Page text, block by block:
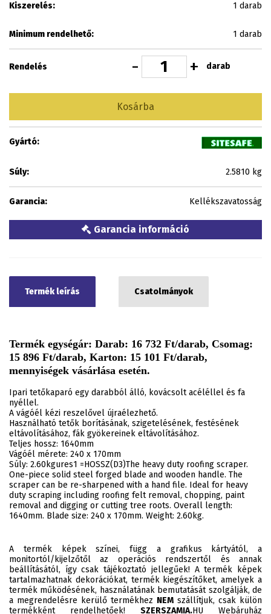
Kiszerelés: 1 darab
Minimum rendelhető: 1 darab
Rendelés - + darab
Kosárba
Gyártó:
Súly: 2.5810 kg
Garancia: Kellékszavatosság
Garancia információ
Termék leírás Csatolmányok
Termék egységár: Darab: 16 732 Ft/darab, Csomag:
15 896 Ft/darab, Karton: 15 101 Ft/darab,
mennyiségek vásárlása esetén.
Ipari tetőkaparó egy darabból álló, kovácsolt acéléllel és fa
nyéllel.
A vágóél kézi reszelővel újraélezhető.
Használható tetők borításának, szigetelésének, festésének
eltávolításához, fák gyökereinek eltávolításához.
Teljes hossz: 1640mm
Vágóél mérete: 240 x 170mm
Súly: 2.60kgures1 =HOSSZ(D3)The heavy duty roofing scraper.
One-piece solid steel forged blade and wooden handle. The
scraper can be re-sharpened with a hand file. Ideal for heavy
duty scraping including roofing felt removal, chopping, paint
removal and digging or cutting tree roots. Overall length:
1640mm. Blade size: 240 x 170mm. Weight: 2.60kg.
A termék képek színei, függ a grafikus kártyától, a
monitortól/kijelzőtől az operációs rendszertől és annak
beállításától, így csak tájékoztató jellegűek! A termék képek
tartalmazhatnak dekorációkat, termék kiegészítőket, amelyek a
termék működésének, használatának bemutatását szolgálják, de
a megrendelésre kerülő termékhez NEM szállítjuk, csak külön
termékként rendelhetőek! SZERSZAMIA.HU Webáruház